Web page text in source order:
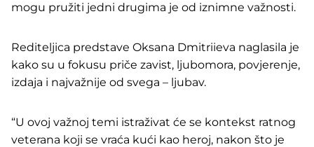
mogu pružiti jedni drugima je od iznimne važnosti.
Rediteljica predstave Oksana Dmitriieva naglasila je
kako su u fokusu priče zavist, ljubomora, povjerenje,
izdaja i najvažnije od svega – ljubav.
“U ovoj važnoj temi istraživat će se kontekst ratnog
veterana koji se vraća kući kao heroj, nakon što je